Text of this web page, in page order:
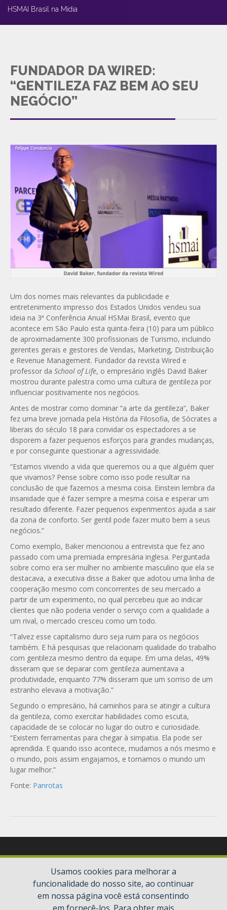
HSMAI Brasil na Mídia
FUNDADOR DA WIRED:
“GENTILEZA FAZ BEM AO SEU
NEGÓCIO”
Um dos nomes mais relevantes da publicidade e
entretenimento impresso dos Estados Unidos vendeu sua
ideia na 3ª Conferência Anual HSMai Brasil, evento que
acontece em São Paulo esta quinta-feira (10) para um público
de aproximadamente 300 profissionais de Turismo, incluindo
gerentes gerais e gestores de Vendas, Marketing, Distribuição
e Revenue Management. Fundador da revista Wired e
professor da School of Life, o empresário inglês David Baker
mostrou durante palestra como uma cultura de gentileza por
influenciar positivamente nos negócios.
Antes de mostrar como dominar “a arte da gentileza”, Baker
fez uma breve jornada pela História da Filosofia, de Sócrates a
liberais do século 18 para convidar os espectadores a se
disporem a fazer pequenos esforços para grandes mudanças,
e por conseguinte questionar a agressividade.
“Estamos vivendo a vida que queremos ou a que alguém quer
que vivamos? Pense sobre como isso pode resultar na
conclusão de que fazemos a mesma coisa. Einstein lembra da
insanidade que é fazer sempre a mesma coisa e esperar um
resultado diferente. Fazer pequenos experimentos ajuda a sair
da zona de conforto. Ser gentil pode fazer muito bem a seus
negócios.”
Como exemplo, Baker mencionou a entrevista que fez ano
passado com uma premiada empresária inglesa. Perguntada
sobre como era ser mulher no ambiente masculino que ela se
destacava, a executiva disse a Baker que adotou uma linha de
cooperação mesmo com concorrentes de seu mercado a
partir de um experimento, no qual percebeu que ao indicar
clientes que não poderia vender o serviço com a qualidade a
um rival, o mercado cresceu como um todo.
“Talvez esse capitalismo duro seja ruim para os negócios
também. E há pesquisas que relacionam qualidade do trabalho
com gentileza mesmo dentro da equipe. Em uma delas, 49%
disseram que se deparar com gentileza aumentava a
produtividade, enquanto 77% disseram que um sorriso de um
estranho elevava a motivação.”
Segundo o empresário, há caminhos para se atingir a cultura
da gentileza, como exercitar habilidades como escuta,
capacidade de se colocar no lugar do outro e curiosidade.
“Existem ferramentas para chegar à simpatia. Ela pode ser
aprendida. E quando isso acontece, mudamos a nós mesmo e
o mundo, pois assim engajamos, e tornamos o mundo um
lugar melhor.”
Fonte: Panrotas
Usamos cookies para melhorar a
funcionalidade do nosso site, ao continuar
em nossa página você está consentindo